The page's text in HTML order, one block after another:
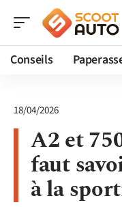
Conseils
18/04/2026
A2 et
faut
à la